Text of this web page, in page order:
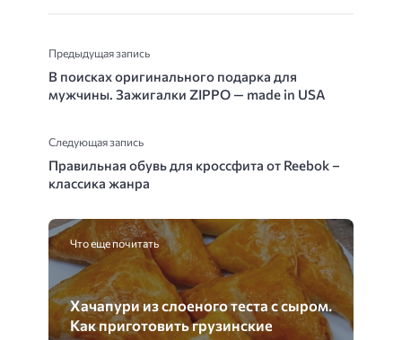
Предыдущая запись
В поисках оригинального подарка для
мужчины. Зажигалки ZIPPO — made in USA
Следующая запись
Правильная обувь для кроссфита от Reebok –
классика жанра
Что еще почитать
Хачапури из слоеного теста с сыром.
Как приготовить грузинские